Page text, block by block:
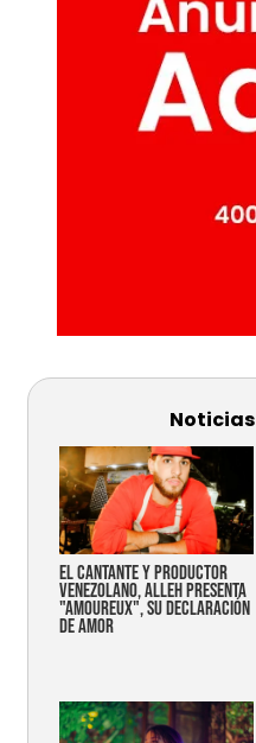
Noticias
EL CANTANTE Y PRODUCTOR
VENEZOLANO, ALLEH PRESENTA
"AMOUREUX", SU DECLARACIÓN
DE AMOR